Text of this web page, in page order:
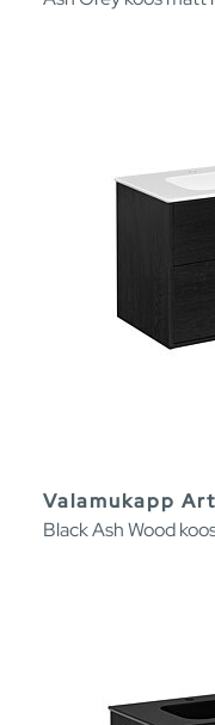
Valamukapp
Black Ash Wood